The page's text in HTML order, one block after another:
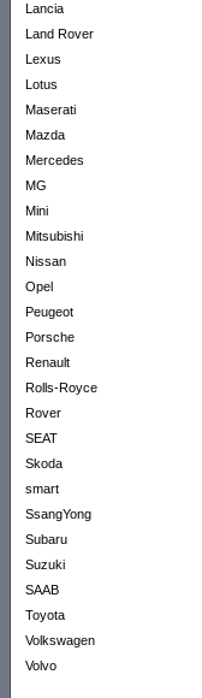
Lancia
Land Rover
Lexus
Lotus
Maserati
Mazda
Mercedes
MG
Mini
Mitsubishi
Nissan
Opel
Peugeot
Porsche
Renault
Rolls-Royce
Rover
SEAT
Skoda
smart
SsangYong
Subaru
Suzuki
SAAB
Toyota
Volkswagen
Volvo